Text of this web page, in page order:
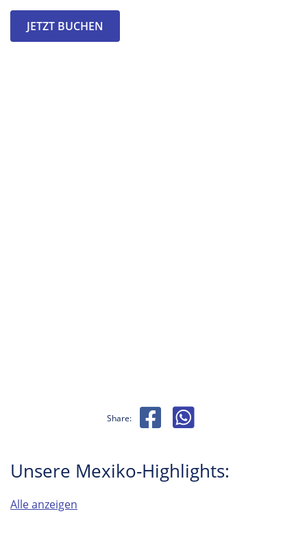
JETZT BUCHEN
Share:
Unsere Mexiko-Highlights:
Alle anzeigen